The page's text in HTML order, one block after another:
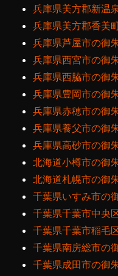
兵庫県美方郡新温
兵庫県美方郡香美
兵庫県芦屋市の御
兵庫県西宮市の御
兵庫県西脇市の御
兵庫県豊岡市の御
兵庫県赤穂市の御
兵庫県養父市の御
兵庫県高砂市の御
北海道小樽市の御
北海道札幌市の御
千葉県いすみ市の
千葉県千葉市中央
千葉県千葉市稲毛
千葉県南房総市の
千葉県成田市の御